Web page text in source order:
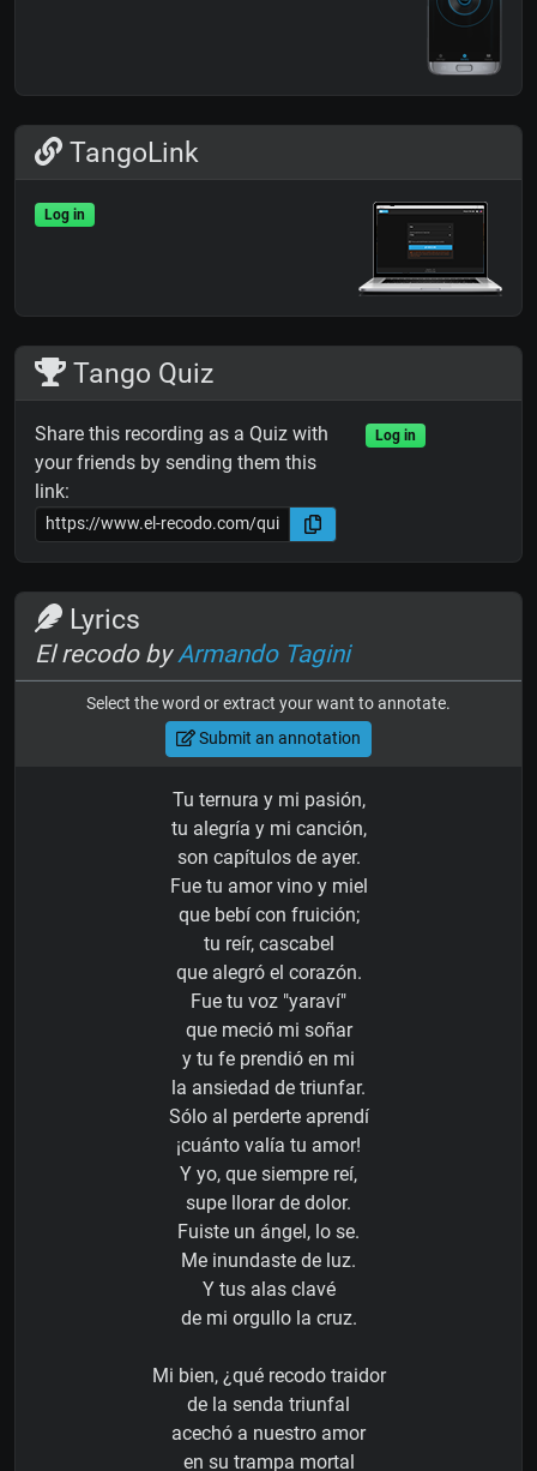
TangoLink
Log in
Tango Quiz
Share this recording as a Quiz with
your friends by sending them this
link:
Log in
Lyrics
El recodo byArmando Tagini
Select the word or extract your want to annotate.
Submit an annotation
Tu ternura y mi pasión,
tu alegría y mi canción,
son capítulos de ayer.
Fue tu amor vino y miel
que bebí con fruición;
tu reír, cascabel
que alegró el corazón.
Fue tu voz "yaraví"
que meció mi soñar
y tu fe prendió en mi
la ansiedad de triunfar.
Sólo al perderte aprendí
¡cuánto valía tu amor!
Y yo, que siempre reí,
supe llorar de dolor.
Fuiste un ángel, lo se.
Me inundaste de luz.
Y tus alas clavé
de mi orgullo la cruz.
Mi bien, ¿qué recodo traidor
de la senda triunfal
acechó a nuestro amor
en su trampa mortal